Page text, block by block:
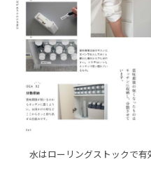
水はローリングストックで有